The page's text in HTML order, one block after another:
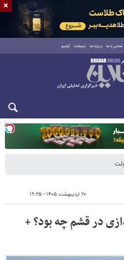
تماس با ما درباره ما تبلیغات آرشیو
۲۰ اردیبهشت ۱۴۰۵ - ۱۹:۲۵
در قشم چه بود؟ +
×